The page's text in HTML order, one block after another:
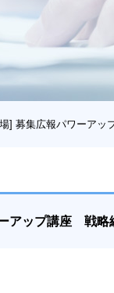
] 募集広報パワーア
アップ講座 戦略